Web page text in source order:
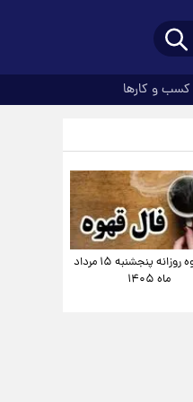
کسب و کارها
فال قهوه روزانه پنجشنبه ۱۵ مرداد
ماه ۱۴۰۵